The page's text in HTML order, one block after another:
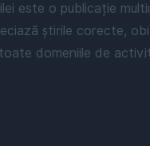
este o publicație
știrile corecte,
domeniile de